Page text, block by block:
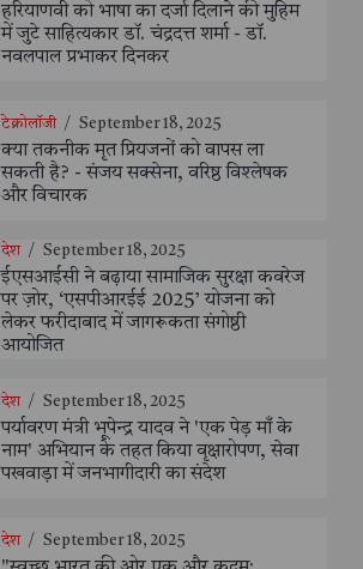
हरियाणवी को भाषा का दर्जा दिलाने की मुहिम
में जुटे साहित्यकार डॉ. चंद्रदत्त शर्मा - डॉ.
नवलपाल प्रभाकर दिनकर
टेक्नोलॉजी / September 18, 2025
क्या तकनीक मृत प्रियजनों को वापस ला
सकती है? - संजय सक्सेना, वरिष्ठ विश्लेषक
और विचारक
देश / September 18, 2025
ईएसआईसी ने बढ़ाया सामाजिक सुरक्षा कवरेज
पर ज़ोर, ‘एसपीआरईई 2025’ योजना को
लेकर फरीदाबाद में जागरूकता संगोष्ठी
आयोजित
देश / September 18, 2025
पर्यावरण मंत्री भूपेन्द्र यादव ने 'एक पेड़ माँ के
नाम' अभियान के तहत किया वृक्षारोपण, सेवा
पखवाड़ा में जनभागीदारी का संदेश
देश / September 18, 2025